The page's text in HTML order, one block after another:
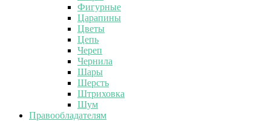
Фигурные
Царапины
Цветы
Цепь
Череп
Чернила
Шары
Шерсть
Штриховка
Шум
Правообладателям